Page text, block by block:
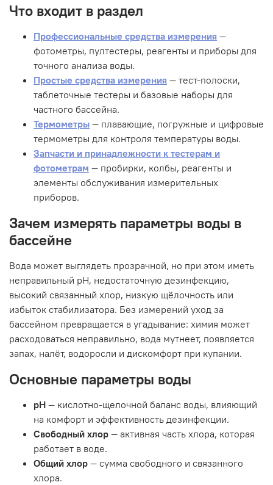
Что входит в раздел
Профессиональные средства измерения —
фотометры, пултестеры, реагенты и приборы для
точного анализа воды.
Простые средства измерения — тест-полоски,
таблеточные тестеры и базовые наборы для
частного бассейна.
Термометры — плавающие, погружные и цифровые
термометры для контроля температуры воды.
Запчасти и принадлежности к тестерам и
фотометрам — пробирки, колбы, реагенты и
элементы обслуживания измерительных
приборов.
Зачем измерять параметры воды в
бассейне
Вода может выглядеть прозрачной, но при этом иметь
неправильный pH, недостаточную дезинфекцию,
высокий связанный хлор, низкую щёлочность или
избыток стабилизатора. Без измерений уход за
бассейном превращается в угадывание: химия может
расходоваться неправильно, вода мутнеет, появляется
запах, налёт, водоросли и дискомфорт при купании.
Основные параметры воды
pH — кислотно-щелочной баланс воды, влияющий
на комфорт и эффективность дезинфекции.
Свободный хлор — активная часть хлора, которая
работает в воде.
Общий хлор — сумма свободного и связанного
хлора.